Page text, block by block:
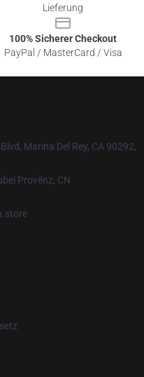
Lieferung
100% Sicherer Checkout
PayPal / MasterCard / Visa
Marina Del Rey, CA 90292,
Provënz, CN